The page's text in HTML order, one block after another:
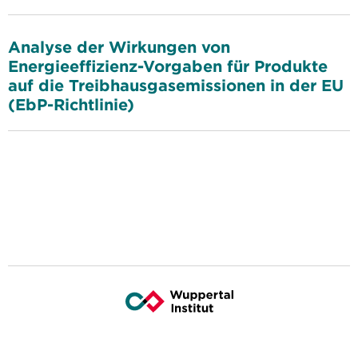
Analyse der Wirkungen von
Energieeffizienz-Vorgaben für Produkte
auf die Treibhausgasemissionen in der EU
(EbP-Richtlinie)